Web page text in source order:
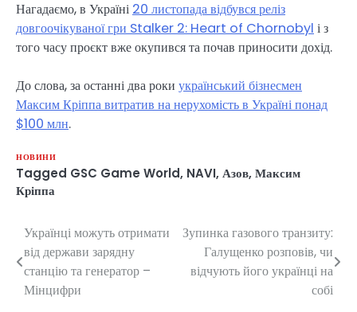
Нагадаємо, в Україні 20 листопада відбувся реліз
довгоочікуваної гри Stalker 2: Heart of Chornobyl і з
того часу проєкт вже окупився та почав приносити дохід.
До слова, за останні два роки український бізнесмен
Максим Кріппа витратив на нерухомість в Україні понад
$100 млн.
НОВИНИ
Tagged GSC Game World, NAVI, Азов, Максим
Кріппа
Навігація
записів
Українці можуть отримати
від держави зарядну
станцію та генератор –
Мінцифри
Зупинка газового транзиту:
Галущенко розповів, чи
відчують його українці на
собі